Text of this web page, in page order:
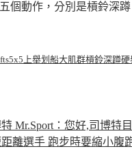
個動作，分別是槓鈴深
上舉划船大肌群槓鈴深蹲硬
Mr.Sport ：您好,司博特
距離選手 跑步時要縮小腹